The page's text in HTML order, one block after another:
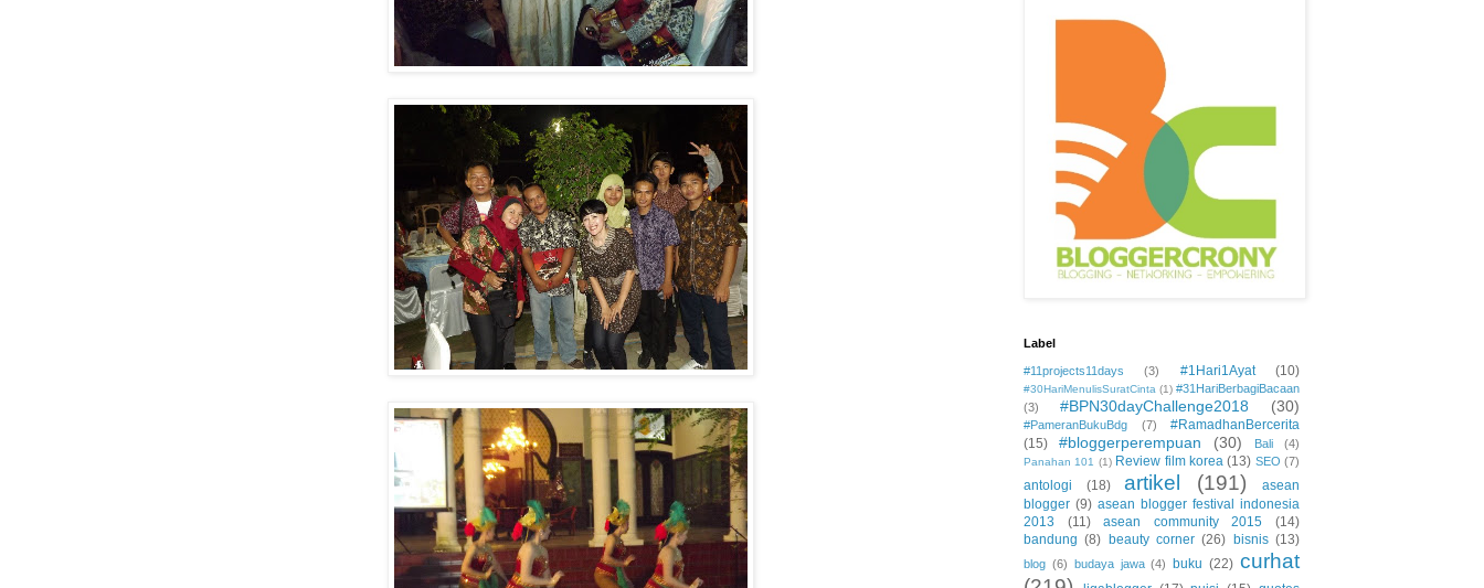
Label
#11projects11days (3) #1Hari1Ayat (10)
#30HariMenulisSuratCinta (1) #31HariBerbagiBacaan
(3)
#BPN30dayChallenge2018 (30)
#PameranBukuBdg (7)
#RamadhanBercerita
(15)
#bloggerperempuan (30) Bali (4)
Panahan 101 (1) Review film korea (13) SEO (7)
antologi (18) artikel (191)
asean
blogger (9) asean blogger festival indonesia
2013
(11) asean community 2015
(14)
bandung (8) beauty corner (26) bisnis (13)
blog (6) budaya jawa (4) buku (22) curhat